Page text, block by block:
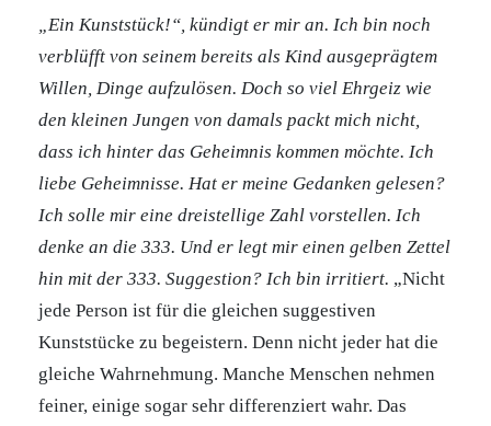
„Ein Kunststück!“, kündigt er mir an. Ich bin noch
verblüfft von seinem bereits als Kind ausgeprägtem
Willen, Dinge aufzulösen. Doch so viel Ehrgeiz wie
den kleinen Jungen von damals packt mich nicht,
dass ich hinter das Geheimnis kommen möchte. Ich
liebe Geheimnisse. Hat er meine Gedanken gelesen?
Ich solle mir eine dreistellige Zahl vorstellen. Ich
denke an die 333. Und er legt mir einen gelben Zettel
hin mit der 333. Suggestion? Ich bin irritiert. „Nicht
jede Person ist für die gleichen suggestiven
Kunststücke zu begeistern. Denn nicht jeder hat die
gleiche Wahrnehmung. Manche Menschen nehmen
feiner, einige sogar sehr differenziert wahr. Das